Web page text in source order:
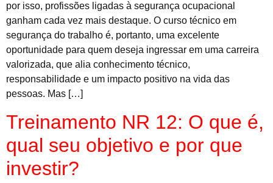
por isso, profissões ligadas à segurança ocupacional
ganham cada vez mais destaque. O curso técnico em
segurança do trabalho é, portanto, uma excelente
oportunidade para quem deseja ingressar em uma carreira
valorizada, que alia conhecimento técnico,
responsabilidade e um impacto positivo na vida das
pessoas. Mas […]
Treinamento NR 12: O que é,
qual seu objetivo e por que
investir?